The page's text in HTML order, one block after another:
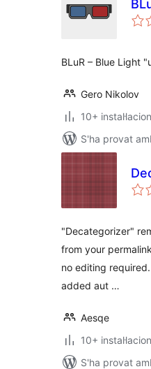
BLuR – Blue Light
Gero Nikolov
10+
S'ha provat
"Decategorizer"
from your
no editing
added aut …
Aesqe
10+
S'ha provat